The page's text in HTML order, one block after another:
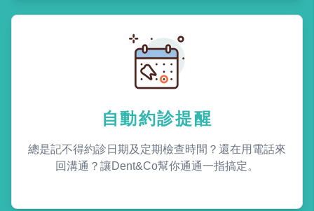
自動約診提醒
總是記不得約診日期及定期檢查時間？還在用電話來
回溝通？讓Dent&Co幫你通通一指搞定。